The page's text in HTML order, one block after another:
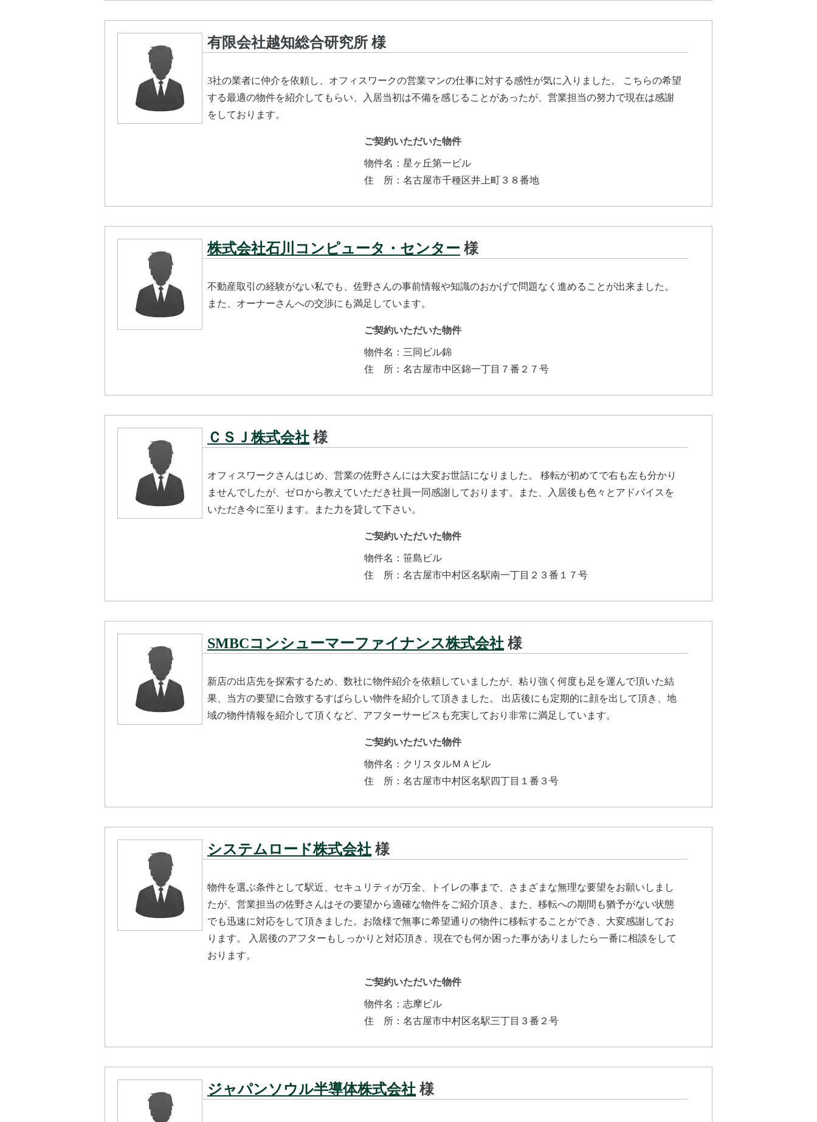
有限会社越知総合研究所 様
3社の業者に仲介を依頼し、オフィスワークの営業マンの仕事に対する感性が気に入りました。 こちらの希望
する最適の物件を紹介してもらい、入居当初は不備を感じることがあったが、営業担当の努力で現在は感謝
をしております。
ご契約いただいた物件
物件名：星ヶ丘第一ビル
住所
：名古屋市千種区井上町３８番地
株式会社石川コンピュータ・センター 様
不動産取引の経験がない私でも、佐野さんの事前情報や知識のおかげで問題なく進めることが出来ました。
また、オーナーさんへの交渉にも満足しています。
ご契約いただいた物件
物件名：三同ビル錦
住所
：名古屋市中区錦一丁目７番２７号
ＣＳＪ株式会社 様
オフィスワークさんはじめ、営業の佐野さんには大変お世話になりました。 移転が初めてで右も左も分かり
ませんでしたが、ゼロから教えていただき社員一同感謝しております。また、入居後も色々とアドバイスを
いただき今に至ります。また力を貸して下さい。
ご契約いただいた物件
物件名：笹島ビル
住所
：名古屋市中村区名駅南一丁目２３番１７号
SMBCコンシューマーファイナンス株式会社 様
新店の出店先を探索するため、数社に物件紹介を依頼していましたが、粘り強く何度も足を運んで頂いた結
果、当方の要望に合致するすばらしい物件を紹介して頂きました。 出店後にも定期的に顔を出して頂き、地
域の物件情報を紹介して頂くなど、アフターサービスも充実しており非常に満足しています。
ご契約いただいた物件
物件名： クリスタルＭＡビル
住所
：名古屋市中村区名駅四丁目１番３号
システムロード株式会社 様
物件を選ぶ条件として駅近、セキュリティが万全、トイレの事まで、さまざまな無理な要望をお願いしまし
たが、営業担当の佐野さんはその要望から適確な物件をご紹介頂き、また、移転への期間も猶予がない状態
でも迅速に対応をして頂きました。お陰様で無事に希望通りの物件に移転することができ、大変感謝してお
ります。 入居後のアフターもしっかりと対応頂き、現在でも何か困った事がありましたら一番に相談をして
おります。
ご契約いただいた物件
物件名：志摩ビル
住所
：名古屋市中村区名駅三丁目３番２号
ジャパンソウル半導体株式会社 様